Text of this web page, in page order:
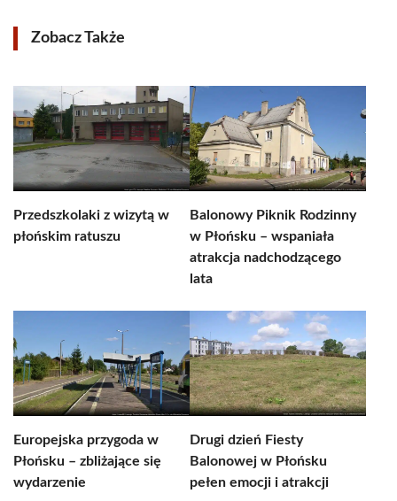
Zobacz Także
Przedszkolaki z wizytą w
płońskim ratuszu
Balonowy Piknik Rodzinny
w Płońsku – wspaniała
atrakcja nadchodzącego
lata
Europejska przygoda w
Płońsku – zbliżające się
wydarzenie
Drugi dzień Fiesty
Balonowej w Płońsku
pełen emocji i atrakcji